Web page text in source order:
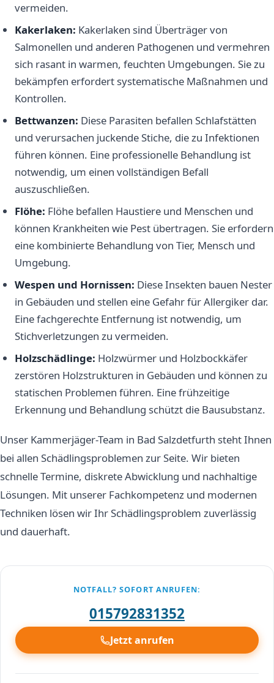
vermeiden.
Kakerlaken: Kakerlaken sind Überträger von
Salmonellen und anderen Pathogenen und vermehren
sich rasant in warmen, feuchten Umgebungen. Sie zu
bekämpfen erfordert systematische Maßnahmen und
Kontrollen.
Bettwanzen: Diese Parasiten befallen Schlafstätten
und verursachen juckende Stiche, die zu Infektionen
führen können. Eine professionelle Behandlung ist
notwendig, um einen vollständigen Befall
auszuschließen.
Flöhe: Flöhe befallen Haustiere und Menschen und
können Krankheiten wie Pest übertragen. Sie erfordern
eine kombinierte Behandlung von Tier, Mensch und
Umgebung.
Wespen und Hornissen: Diese Insekten bauen Nester
in Gebäuden und stellen eine Gefahr für Allergiker dar.
Eine fachgerechte Entfernung ist notwendig, um
Stichverletzungen zu vermeiden.
Holzschädlinge: Holzwürmer und Holzbockkäfer
zerstören Holzstrukturen in Gebäuden und können zu
statischen Problemen führen. Eine frühzeitige
Erkennung und Behandlung schützt die Bausubstanz.
Unser Kammerjäger-Team in Bad Salzdetfurth steht Ihnen
bei allen Schädlingsproblemen zur Seite. Wir bieten
schnelle Termine, diskrete Abwicklung und nachhaltige
Lösungen. Mit unserer Fachkompetenz und modernen
Techniken lösen wir Ihr Schädlingsproblem zuverlässig
und dauerhaft.
NOTFALL? SOFORT ANRUFEN:
015792831352
Jetzt anrufen